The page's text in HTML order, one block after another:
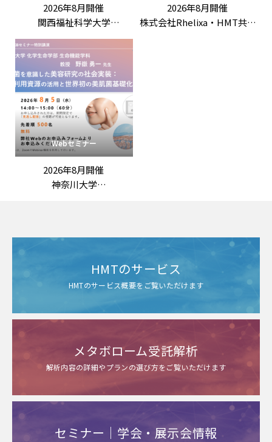
2026年8月開催
関西福祉科学大学
竹田竜嗣 先生 特別講演
「第3回機能性表示ラボ：
ロンジェビティ市場の最新
動向と「機能性表示食品」
の評価戦略
――拡大する抗老化ニーズに応
える臨床試験設計と作用機
序の組み立て方」
2026年8月開催
株式会社Rhelixa・HMT共催
Webセミナー
2026年8月開催
神奈川大学
未利用資源の活用と世界初
HMTのサービス
HMTのサービス概要をご覧いただけます
メタボローム受託解析
解析内容の詳細やプランの選び方をご覧いただけます
セミナー｜学会・展示会情報